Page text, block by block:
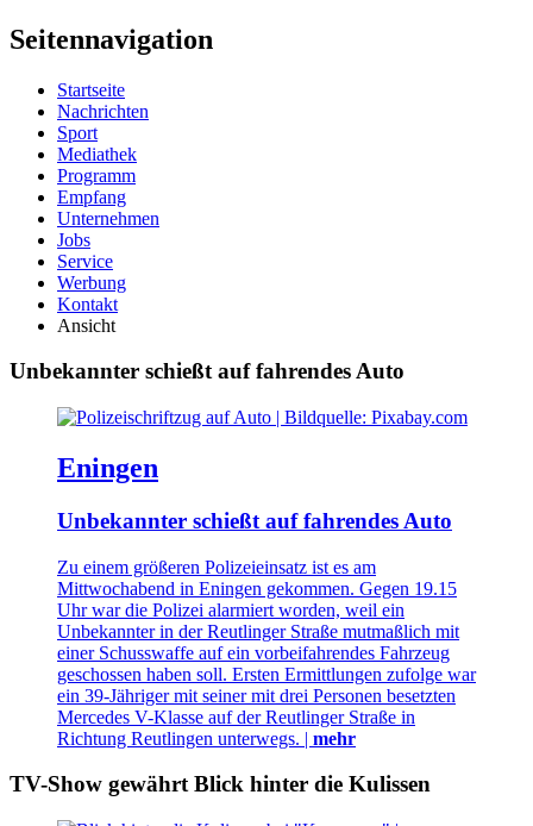
Seitennavigation
Startseite
Nachrichten
Sport
Mediathek
Programm
Empfang
Unternehmen
Jobs
Service
Werbung
Kontakt
Ansicht
Unbekannter schießt auf fahrendes Auto
Eningen
Unbekannter schießt auf fahrendes Auto
Zu einem größeren Polizeieinsatz ist es am
Mittwochabend in Eningen gekommen. Gegen 19.15
Uhr war die Polizei alarmiert worden, weil ein
Unbekannter in der Reutlinger Straße mutmaßlich mit
einer Schusswaffe auf ein vorbeifahrendes Fahrzeug
geschossen haben soll. Ersten Ermittlungen zufolge war
ein 39-Jähriger mit seiner mit drei Personen besetzten
Mercedes V-Klasse auf der Reutlinger Straße in
Richtung Reutlingen unterwegs. | mehr
TV-Show gewährt Blick hinter die Kulissen